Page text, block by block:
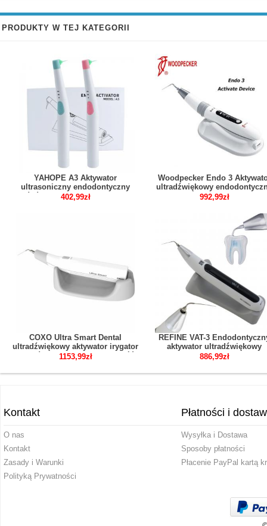
PRODUKTY W TEJ KATEGORII
YAHOPE A3 Aktywator
ultrasoniczny endodontyczny
końcówka endodontyczna z 120
402,99zł
Woodpecker Endo 3
ultradźwiękowy
aktywator
992,99zł
COXO Ultra Smart Dental
ultradźwiękowy aktywator irygator
kanałów korzeniowych rękojeść
1153,99zł
REFINE VAT-3
aktywator ultradźwiękowy
endoaktywator Irygator
886,99zł
Kontakt
O nas
Kontakt
Zasady i Warunki
Polityką Prywatności
Płatności i
Wysyłka i Dostawa
Sposoby płatności
Płacenie PayPal kartą